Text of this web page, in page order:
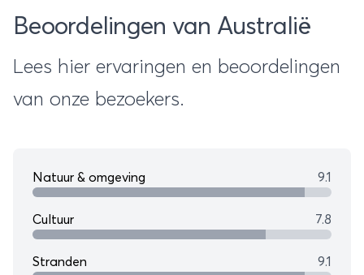
van
Australië
Noorwegen
Beoordelingen van Australië
Lees hier ervaringen en beoordelingen
van onze bezoekers.
Natuur & omgeving 9.1
Cultuur 7.8
Stranden 9.1